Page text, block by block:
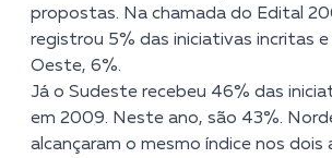
propostas. Na chamada do Edital
registrou 5% das iniciativas incritas
Oeste, 6%.
Já o Sudeste recebeu 46% das
em 2009. Neste ano, são 43%.
alcançaram o mesmo índice nos dois